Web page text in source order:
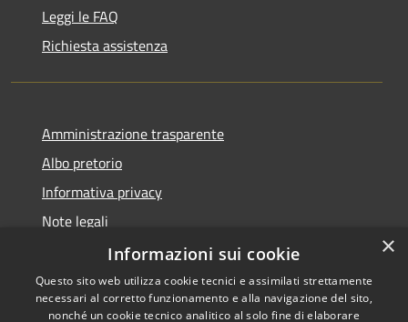
Leggi le FAQ
Richiesta assistenza
Amministrazione trasparente
Albo pretorio
Informativa privacy
Note legali
Dichiarazione di accessibilità
×
Informazioni sui cookie
Questo sito web utilizza cookie tecnici e assimilati strettamente
necessari al corretto funzionamento e alla navigazione del sito,
nonché un cookie tecnico analitico al solo fine di elaborare